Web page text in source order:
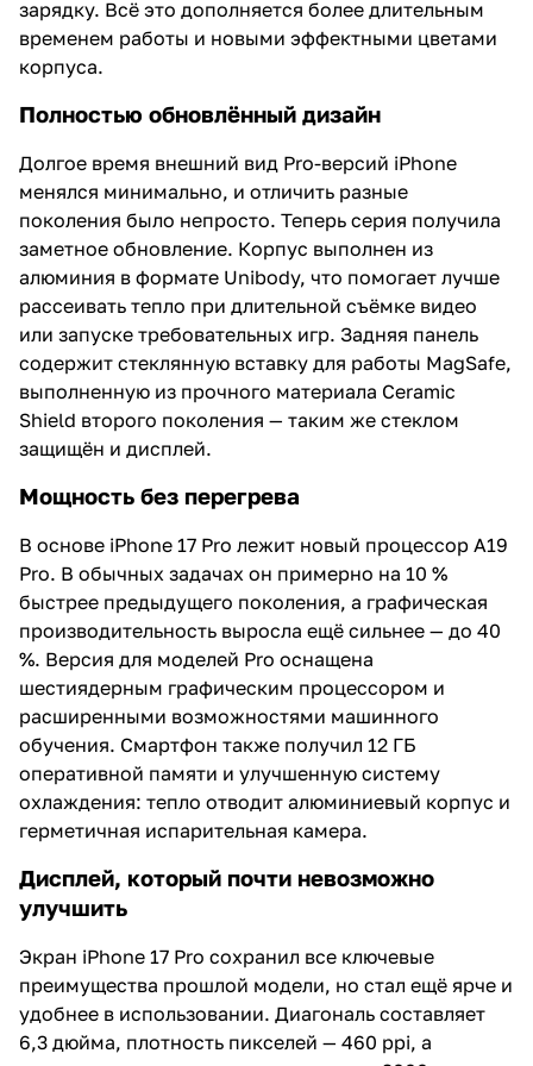
зарядку. Всё это дополняется более длительным
временем работы и новыми эффектными цветами
корпуса.
Полностью обновлённый дизайн
Долгое время внешний вид Pro-версий iPhone
менялся минимально, и отличить разные
поколения было непросто. Теперь серия получила
заметное обновление. Корпус выполнен из
алюминия в формате Unibody, что помогает лучше
рассеивать тепло при длительной съёмке видео
или запуске требовательных игр. Задняя панель
содержит стеклянную вставку для работы MagSafe,
выполненную из прочного материала Ceramic
Shield второго поколения — таким же стеклом
защищён и дисплей.
Мощность без перегрева
В основе iPhone 17 Pro лежит новый процессор A19
Pro. В обычных задачах он примерно на 10 %
быстрее предыдущего поколения, а графическая
производительность выросла ещё сильнее — до 40
%. Версия для моделей Pro оснащена
шестиядерным графическим процессором и
расширенными возможностями машинного
обучения. Смартфон также получил 12 ГБ
оперативной памяти и улучшенную систему
охлаждения: тепло отводит алюминиевый корпус и
герметичная испарительная камера.
Дисплей, который почти невозможно
улучшить
Экран iPhone 17 Pro сохранил все ключевые
преимущества прошлой модели, но стал ещё ярче и
удобнее в использовании. Диагональ составляет
6,3 дюйма, плотность пикселей — 460 ppi, а